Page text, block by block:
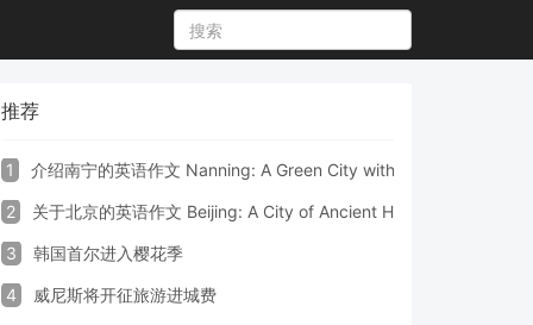
推荐
1 介绍南宁的英语作文 Nanning: A Green City with Vibrant Culture
2 关于北京的英语作文 Beijing: A City of Ancient Heritage and
3 韩国首尔进入樱花季
4 威尼斯将开征旅游进城费